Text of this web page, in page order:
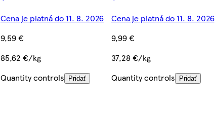
Cena je platná do 11. 8. 2026
9,59 €
85,62 €/kg
Quantity controls
Pridať
Cena je platná do 11. 8. 2026
9,99 €
37,28 €/kg
Quantity controls
Pridať